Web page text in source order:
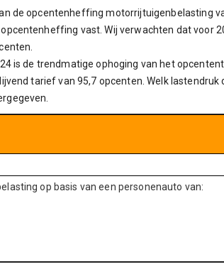
de opcentenheffing motorrijtuigenbelasting
vast. Wij verwachten dat voor
is de trendmatige ophoging van het
tarief van 95,7 opcenten. Welk
op basis van een personenauto van: